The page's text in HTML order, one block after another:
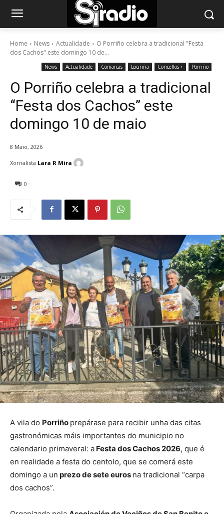
Home News Actualidade
O Porriño celebra a tradicional "Festa
dos Cachos" este domingo 10 de...
News Actualidade Comarcas Louriña Concellos + Porriño
O Porriño celebra a tradicional
“Festa dos Cachos” este
domingo 10 de maio
8 Maio, 2026
0
Xornalista Lara R Mira
A vila do Porriño prepárase para recibir unha das citas
gastronómicas máis importantes do municipio no
calendario primaveral: a Festa dos Cachos 2026, que é
en realidade a festa do centolo, que se comerá este
domingo a un prezo de sete euros na tradicional “carpa
dos cachos”.